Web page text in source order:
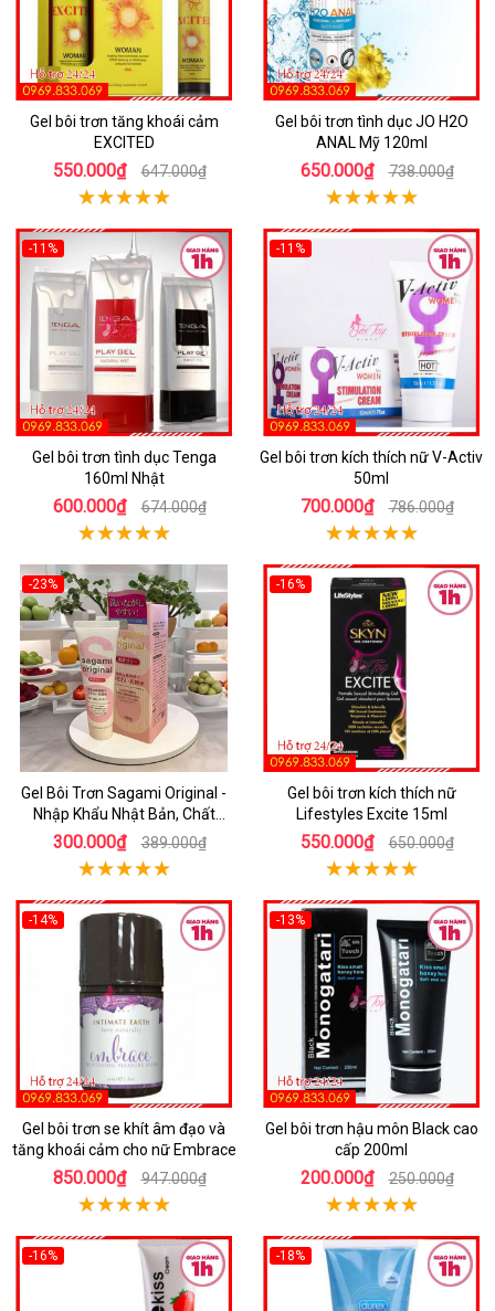
Gel bôi trơn tăng khoái cảm
EXCITED
550.000₫ 647.000₫
Gel bôi trơn tình dục JO H2O
ANAL Mỹ 120ml
650.000₫ 738.000₫
-11%
Gel bôi trơn tình dục Tenga
160ml Nhật
600.000₫ 674.000₫
-11%
Gel bôi trơn kích thích nữ V-Activ
50ml
700.000₫ 786.000₫
-23%
Gel Bôi Trơn Sagami Original -
Nhập Khẩu Nhật Bản, Chất
Lượng Cao
300.000₫ 389.000₫
-16%
Gel bôi trơn kích thích nữ
Lifestyles Excite 15ml
550.000₫ 650.000₫
-14%
Gel bôi trơn se khít âm đạo và
tăng khoái cảm cho nữ Embrace
850.000₫ 947.000₫
-13%
Gel bôi trơn hậu môn Black cao
cấp 200ml
200.000₫ 250.000₫
-16% -18%